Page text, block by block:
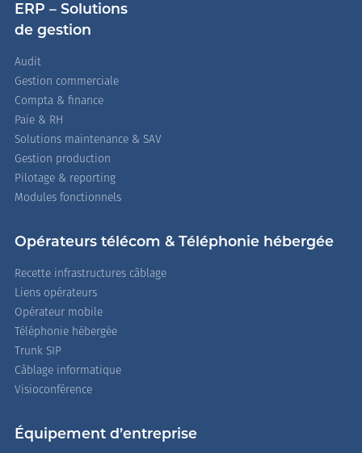
ERP – Solutions
de gestion
Audit
Gestion commerciale
Compta & finance
Paie & RH
Solutions maintenance & SAV
Gestion production
Pilotage & reporting
Modules fonctionnels
Opérateurs télécom & Téléphonie hébergée
Recette infrastructures câblage
Liens opérateurs
Opérateur mobile
Téléphonie hébergée
Trunk SIP
Câblage informatique
Visioconférence
Équipement d’entreprise